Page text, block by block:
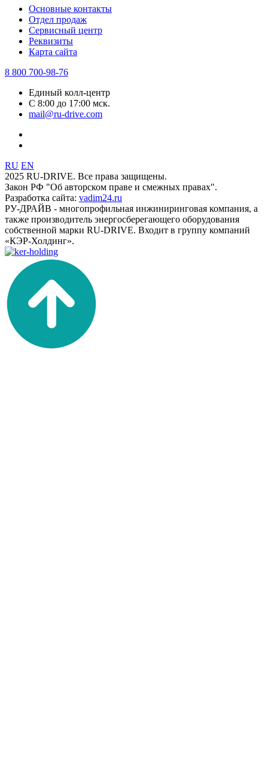
Основные контакты
Отдел продаж
Сервисный центр
Реквизиты
Карта сайта
8 800 700-98-76
Единый колл-центр
С 8:00 до 17:00 мск.
mail@ru-drive.com
RU EN
2025 RU-DRIVE. Все права защищены.
Закон РФ "Об авторском праве и смежных правах".
Разработка сайта: vadim24.ru
РУ-ДРАЙВ - многопрофильная инжиниринговая компания, а
также производитель энергосберегающего оборудования
собственной марки RU-DRIVE. Входит в группу компаний
«КЭР-Холдинг».